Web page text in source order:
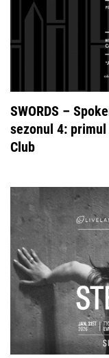
SWORDS –
sezonul 4:
Club